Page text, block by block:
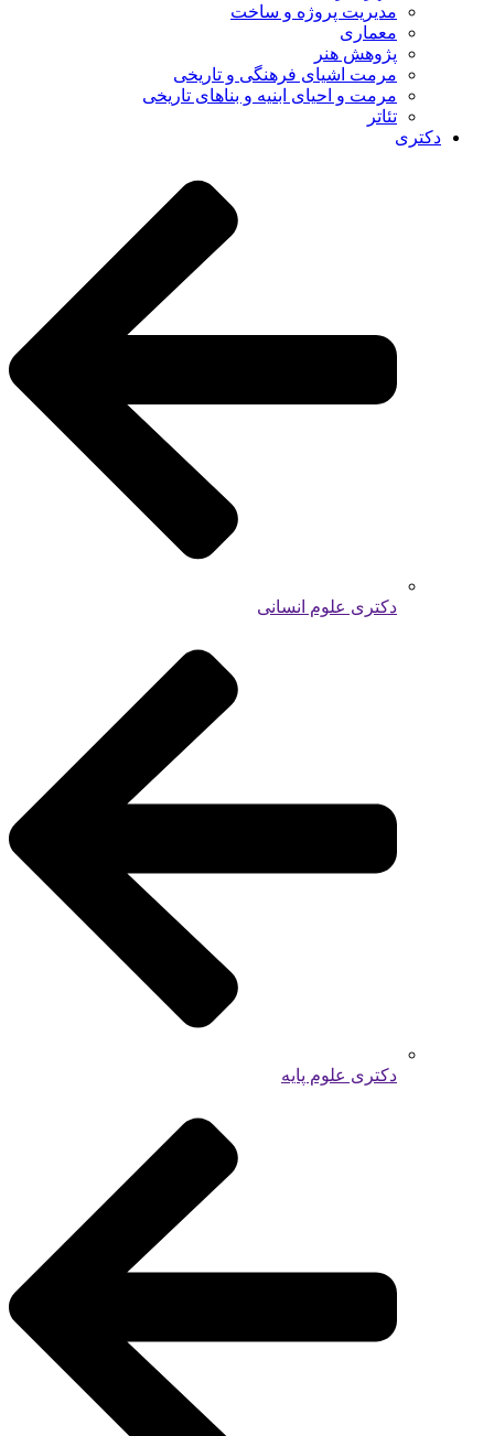
مدیریت پروژه و ساخت
معماری
پژوهش هنر
مرمت اشیای فرهنگی و تاریخی
مرمت و احیای ابنیه و بناهای تاریخی
تئاتر
دکتری
دکتری علوم انسانی
دکتری علوم پایه